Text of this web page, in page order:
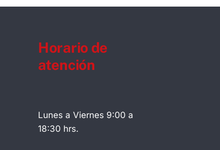
Horario de
atención
Lunes a Viernes 9:00 a
18:30 hrs.